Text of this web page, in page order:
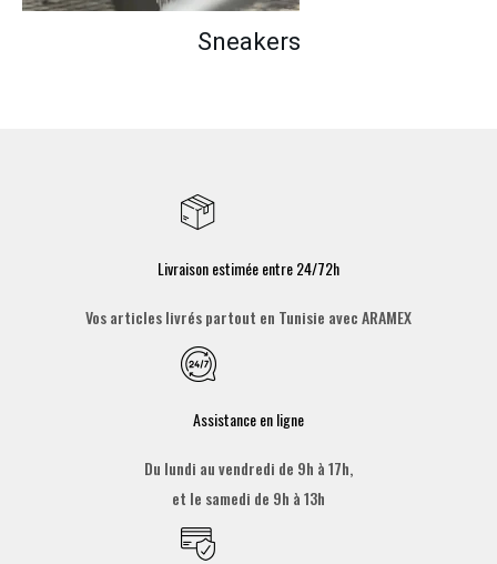
Sneakers
Livraison estimée entre 24/72h
Vos articles livrés partout en Tunisie avec ARAMEX
Assistance en ligne
Du lundi au vendredi de 9h à 17h,
et le samedi de 9h à 13h